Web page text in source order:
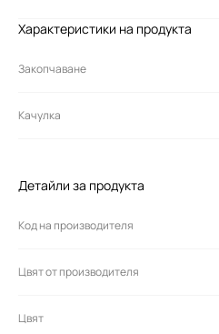
Характеристики на продукта
Закопчаване
Качулка
Детайли за продукта
Код на производителя
Цвят от производителя
Цвят